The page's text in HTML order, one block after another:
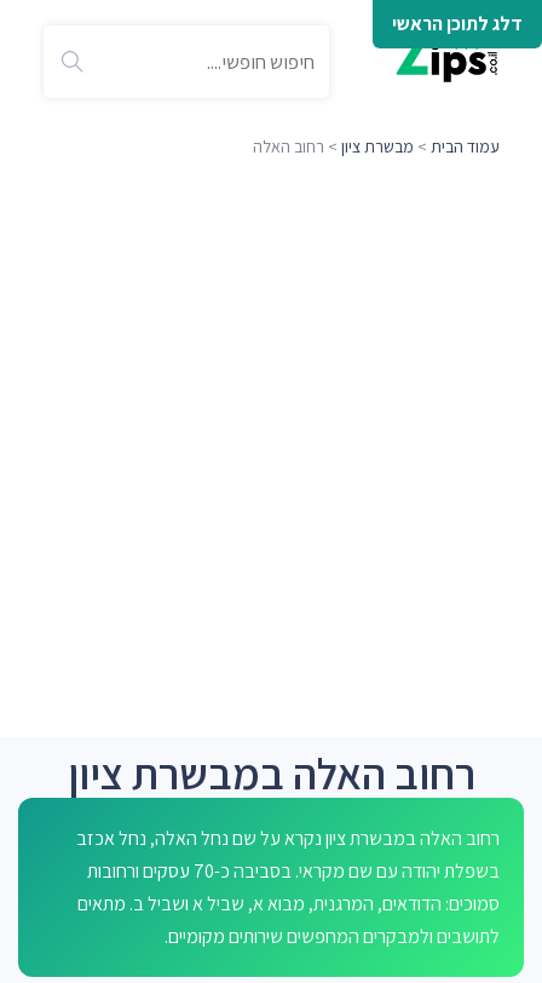
דלג לתוכן הראשי
עמוד הבית > מבשרת ציון > רחוב האלה
רחוב האלה במבשרת ציון
רחוב האלה במבשרת ציון נקרא על שם נחל האלה, נחל אכזב
בשפלת יהודה עם שם מקראי. בסביבה כ-70 עסקים ורחובות
סמוכים: הדודאים, המרגנית, מבוא א, שביל א ושביל ב. מתאים
לתושבים ולמבקרים המחפשים שירותים מקומיים.